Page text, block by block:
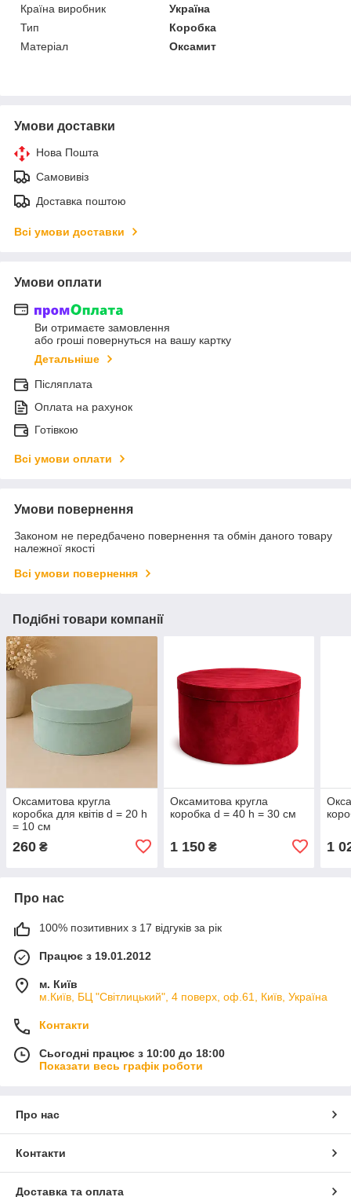
Країна виробник
Україна
Тип
Коробка
Матеріал
Оксамит
Умови доставки
Нова Пошта
Самовивіз
Доставка поштою
Всі умови доставки
Умови оплати
Ви отримаєте замовлення
або гроші повернуться на вашу картку
Детальніше
Післяплата
Оплата на рахунок
Готівкою
Всі умови оплати
Умови повернення
Законом не передбачено повернення та обмін даного товару
належної якості
Всі умови повернення
Подібні товари компанії
Оксамитова кругла
коробка для квітів d = 20 h
= 10 см
260 ₴
Оксамитова кругла
коробка d = 40 h = 30 см
1 150₴ 1
Про нас
100% позитивних з 17 відгуків за рік
Працює з 19.01.2012
м. Київ
м.Київ, БЦ "Світлицький", 4 поверх, оф.61, Київ, Україна
Контакти
Сьогодні працює з 10:00 до 18:00
Показати весь графік роботи
Про нас
Контакти
Доставка та оплата